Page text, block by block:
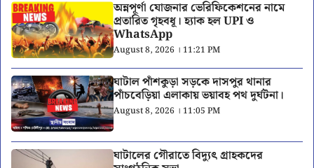
অন্নপূর্ণা যোজনার ভেরিফিকেশনের নামে
প্রতারিত গৃহবধূ। হ্যাক হল UPI ও
WhatsApp
August 8, 2026 । 11:21 PM
ঘাটাল পাঁশকুড়া সড়কে দাসপুর থানার
পাঁচবেড়িয়া এলাকায় ভয়াবহ পথ দুর্ঘটনা।
August 8, 2026 । 11:05 PM
ঘাটালের গৌরাতে বিদ্যুৎ গ্রাহকদের